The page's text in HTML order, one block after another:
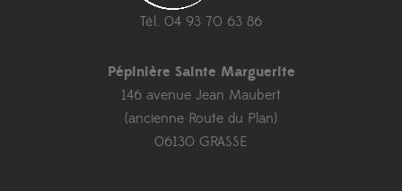
Tél. 04 93 70 63 86
Pépinière Sainte Marguerite
146 avenue Jean Maubert
(ancienne Route du Plan)
06130 GRASSE